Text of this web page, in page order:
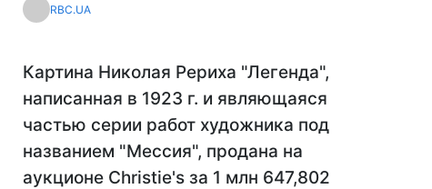
RBC.UA
Картина Николая Рериха "Легенда",
написанная в 1923 г. и являющаяся
частью серии работ художника под
названием "Мессия", продана на
аукционе Christie's за 1 млн 647,802